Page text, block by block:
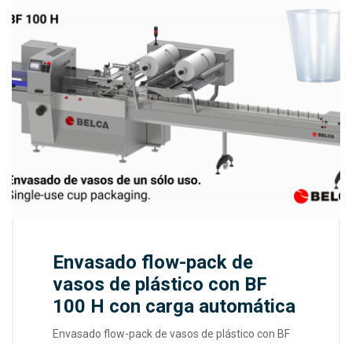
Envasado flow-pack de
vasos de plástico con BF
100 H con carga automática
Envasado flow-pack de vasos de plástico con BF